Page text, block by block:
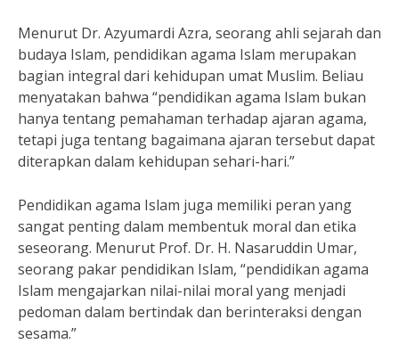
Menurut Dr. Azyumardi Azra, seorang ahli sejarah dan
budaya Islam, pendidikan agama Islam merupakan
bagian integral dari kehidupan umat Muslim. Beliau
menyatakan bahwa “pendidikan agama Islam bukan
hanya tentang pemahaman terhadap ajaran agama,
tetapi juga tentang bagaimana ajaran tersebut dapat
diterapkan dalam kehidupan sehari-hari.”
Pendidikan agama Islam juga memiliki peran yang
sangat penting dalam membentuk moral dan etika
seseorang. Menurut Prof. Dr. H. Nasaruddin Umar,
seorang pakar pendidikan Islam, “pendidikan agama
Islam mengajarkan nilai-nilai moral yang menjadi
pedoman dalam bertindak dan berinteraksi dengan
sesama.”